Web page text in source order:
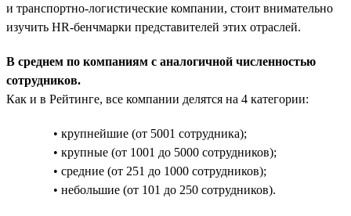
и транспортно-логистические компании, стоит внимательно
изучить HR-бенчмарки представителей этих отраслей.
В среднем по компаниям с аналогичной численностью
сотрудников.
Как и в Рейтинге, все компании делятся на 4 категории:
• крупнейшие (от 5001 сотрудника);
• крупные (от 1001 до 5000 сотрудников);
• средние (от 251 до 1000 сотрудников);
• небольшие (от 101 до 250 сотрудников).